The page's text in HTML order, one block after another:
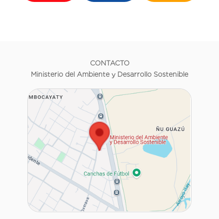
CONTACTO
Ministerio del Ambiente y Desarrollo Sostenible